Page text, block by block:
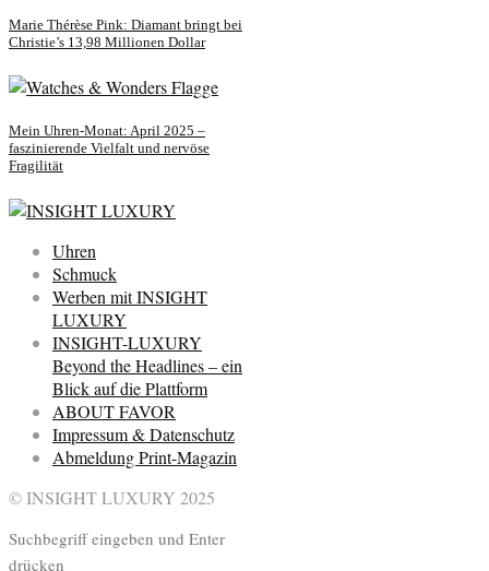
Marie Thérèse Pink: Diamant bringt bei
Christie’s 13,98 Millionen Dollar
Mein Uhren-Monat: April 2025 –
faszinierende Vielfalt und nervöse
Fragilität
Uhren
Schmuck
Werben mit INSIGHT
LUXURY
INSIGHT-LUXURY
Beyond the Headlines – ein
Blick auf die Plattform
ABOUT FAVOR
Impressum & Datenschutz
Abmeldung Print-Magazin
© INSIGHT LUXURY 2025
Suchbegriff eingeben und Enter
drücken